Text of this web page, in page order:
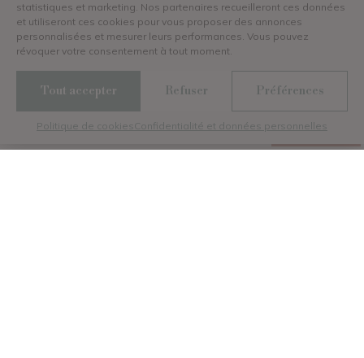
statistiques et marketing. Nos partenaires recueilleront ces données
et utiliseront ces cookies pour vous proposer des annonces
personnalisées et mesurer leurs performances. Vous pouvez
révoquer votre consentement à tout moment.
Tout accepter Refuser Préférences
Politique de cookiesConfidentialité et données personnelles